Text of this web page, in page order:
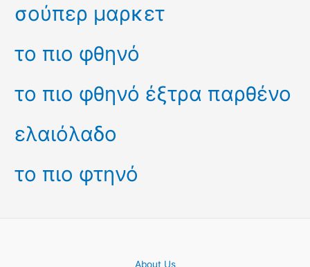
σούπερ μαρκετ
το πιο φθηνό
το πιο φθηνό έξτρα παρθένο
ελαιόλαδο
το πιο φτηνό
About Us